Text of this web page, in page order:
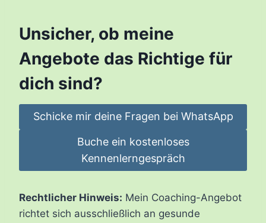
Unsicher, ob meine
Angebote das Richtige für
dich sind?
Schicke mir deine Fragen bei WhatsApp
Buche ein kostenloses
Kennenlerngespräch
Rechtlicher Hinweis: Mein Coaching-Angebot
richtet sich ausschließlich an gesunde